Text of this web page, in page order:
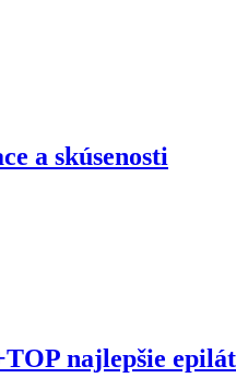
a skúsenosti
najlepšie